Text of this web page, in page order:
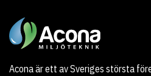
Acona är ett av Sveriges största